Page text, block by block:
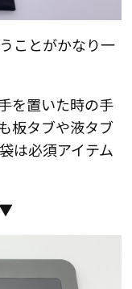
ことがかなり一
を置いた時の手
板タブや液タブ
は必須アイテム
▼